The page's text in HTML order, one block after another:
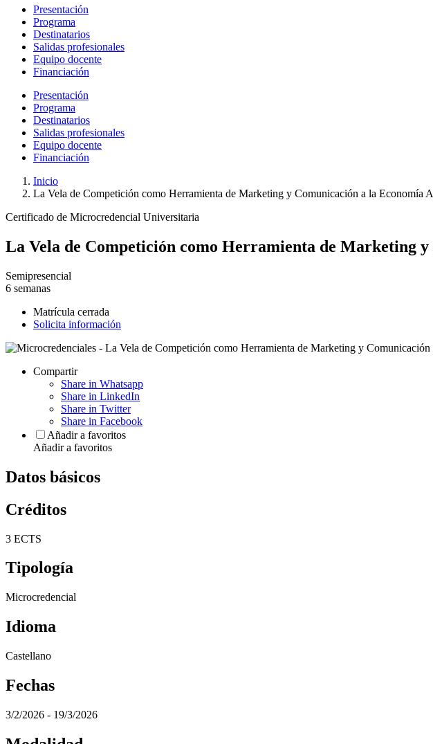
Presentación
Programa
Destinatarios
Salidas profesionales
Equipo docente
Financiación
Presentación
Programa
Destinatarios
Salidas profesionales
Equipo docente
Financiación
Inicio
La Vela de Competición como Herramienta de Marketing y Comunicación a la Economía
Certificado de Microcredencial Universitaria
La Vela de Competición como Herramienta de Marketing
Semipresencial
6 semanas
Matrícula cerrada
Solicita información
Compartir
Share in Whatsapp
Share in LinkedIn
Share in Twitter
Share in Facebook
Añadir a favoritos
Añadir a favoritos
Datos básicos
Créditos
3 ECTS
Tipología
Microcredencial
Idioma
Castellano
Fechas
3/2/2026 - 19/3/2026